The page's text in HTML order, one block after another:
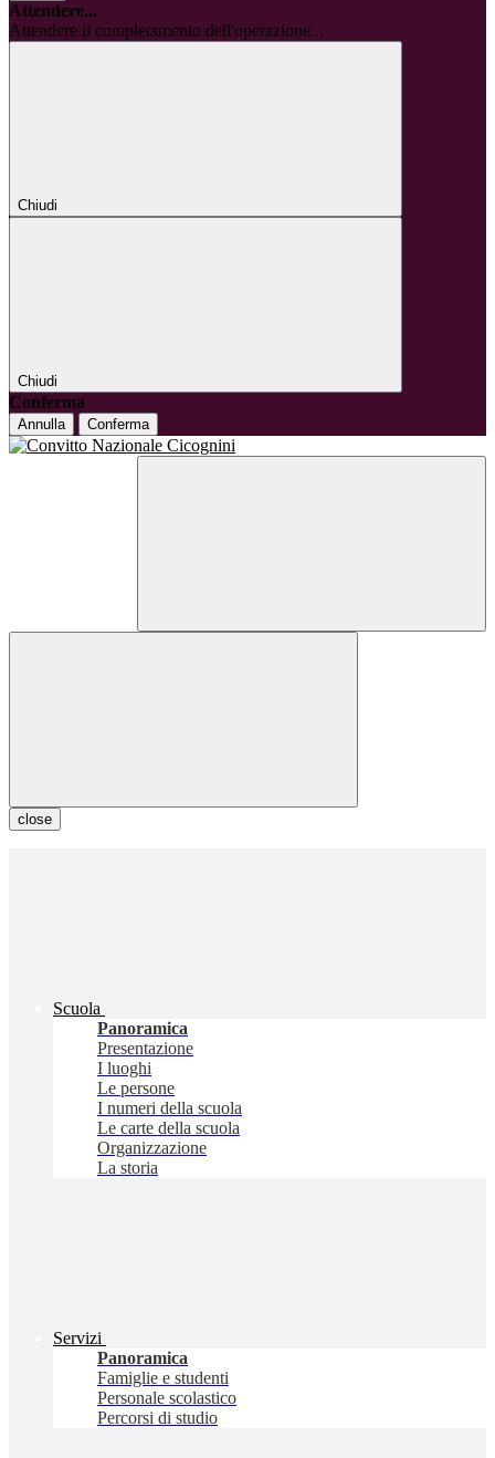
Attendere...
Attendere il completamento dell'operazione...
Chiudi
Chiudi
Conferma
Annulla Conferma
close
Scuola
Panoramica
Presentazione
I luoghi
Le persone
I numeri della scuola
Le carte della scuola
Organizzazione
La storia
Servizi
Panoramica
Famiglie e studenti
Personale scolastico
Percorsi di studio